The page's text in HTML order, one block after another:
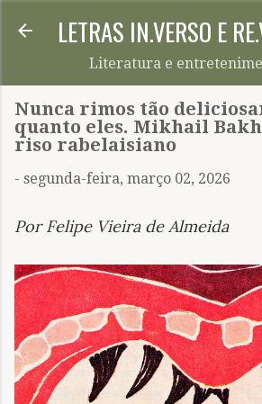
Pular para o conteúdo
LETRAS IN.VERSO E
Literatura e
Nunca rimos tão
quanto eles. Mikhail
riso rabelaisiano
- segunda-feira, março 02, 2026
Por Felipe Vieira de Almeida